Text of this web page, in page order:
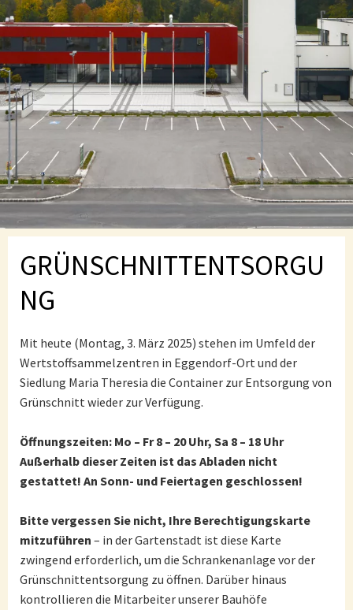
GRÜNSCHNITTENTSORGU
NG
Mit heute (Montag, 3. März 2025) stehen im Umfeld der
Wertstoffsammelzentren in Eggendorf-Ort und der
Siedlung Maria Theresia die Container zur Entsorgung von
Grünschnitt wieder zur Verfügung.
Öffnungszeiten: Mo – Fr 8 – 20 Uhr, Sa 8 – 18 Uhr
Außerhalb dieser Zeiten ist das Abladen nicht
gestattet! An Sonn- und Feiertagen geschlossen!
Bitte vergessen Sie nicht, Ihre Berechtigungskarte
mitzuführen – in der Gartenstadt ist diese Karte
zwingend erforderlich, um die Schrankenanlage vor der
Grünschnittentsorgung zu öffnen. Darüber hinaus
kontrollieren die Mitarbeiter unserer Bauhöfe